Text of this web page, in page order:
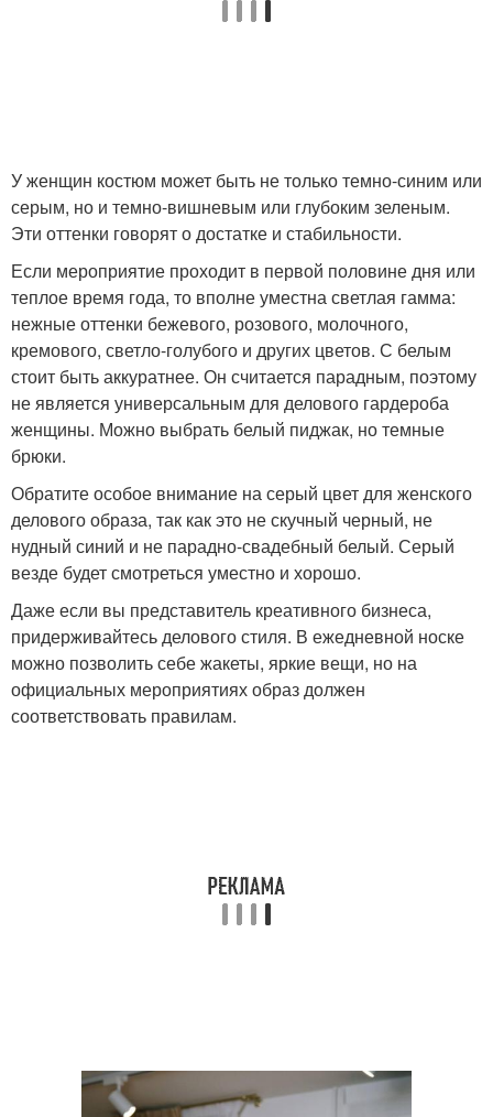
У женщин костюм может быть не только темно-синим или
серым, но и темно-вишневым или глубоким зеленым.
Эти оттенки говорят о достатке и стабильности.
Если мероприятие проходит в первой половине дня или
теплое время года, то вполне уместна светлая гамма:
нежные оттенки бежевого, розового, молочного,
кремового, светло-голубого и других цветов. С белым
стоит быть аккуратнее. Он считается парадным, поэтому
не является универсальным для делового гардероба
женщины. Можно выбрать белый пиджак, но темные
брюки.
Обратите особое внимание на серый цвет для женского
делового образа, так как это не скучный черный, не
нудный синий и не парадно-свадебный белый. Серый
везде будет смотреться уместно и хорошо.
Даже если вы представитель креативного бизнеса,
придерживайтесь делового стиля. В ежедневной носке
можно позволить себе жакеты, яркие вещи, но на
официальных мероприятиях образ должен
соответствовать правилам.